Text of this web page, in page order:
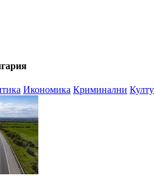
Икономика Криминални